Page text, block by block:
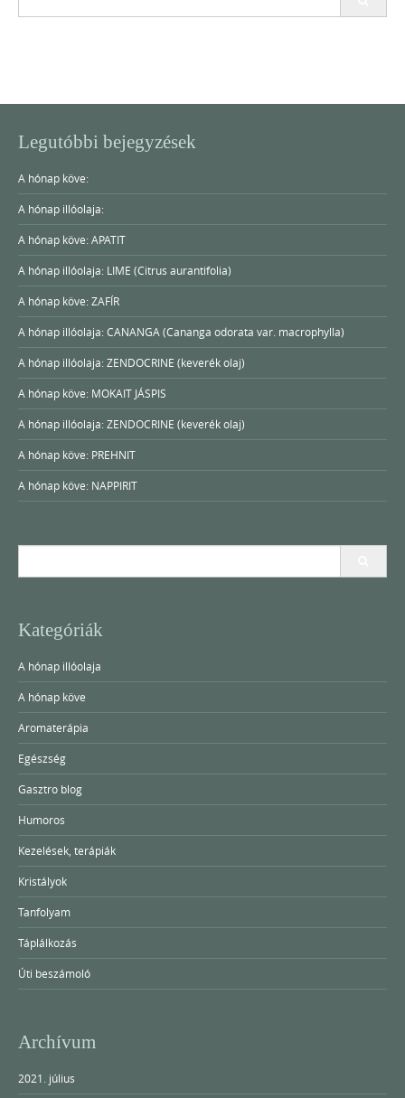
Legutóbbi bejegyzések
A hónap köve:
A hónap illóolaja:
A hónap köve: APATIT
A hónap illóolaja: LIME (Citrus aurantifolia)
A hónap köve: ZAFÍR
A hónap illóolaja: CANANGA (Cananga odorata var. macrophylla)
A hónap illóolaja: ZENDOCRINE (keverék olaj)
A hónap köve: MOKAIT JÁSPIS
A hónap illóolaja: ZENDOCRINE (keverék olaj)
A hónap köve: PREHNIT
A hónap köve: NAPPIRIT
Kategóriák
A hónap illóolaja
A hónap köve
Aromaterápia
Egészség
Gasztro blog
Humoros
Kezelések, terápiák
Kristályok
Tanfolyam
Táplálkozás
Úti beszámoló
Archívum
2021. július